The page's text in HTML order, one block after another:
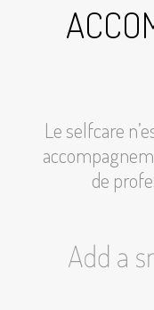
Sweden
Turkey
Russia
China
Le selfcare
de